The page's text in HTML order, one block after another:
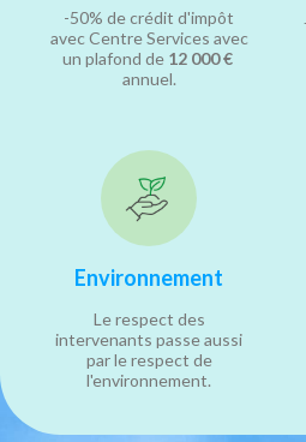
-50% de crédit d'impôt
avec Centre Services avec
un plafond de 12 000 €
annuel.
Environnement
Le respect des
intervenants passe aussi
par le respect de
l'environnement.